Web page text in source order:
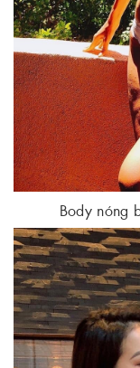
Body nóng